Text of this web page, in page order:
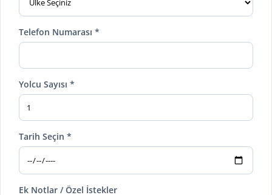
Telefon Numarası *
Yolcu Sayısı *
Tarih Seçin *
Ek Notlar / Özel İstekler